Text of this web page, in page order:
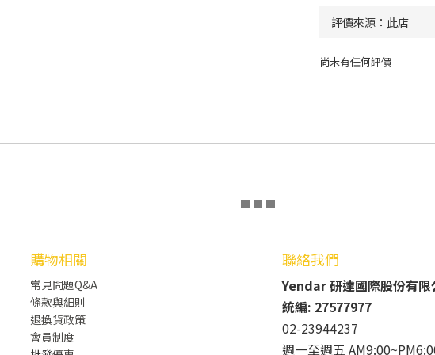
尚未有任何評價
購物相關
常見問題Q&A
條款與細則
退換貨政策
會員制度
聯絡我們
Yendar 研達國際股份有限
統編: 27577977
02-23944237
週一至週五